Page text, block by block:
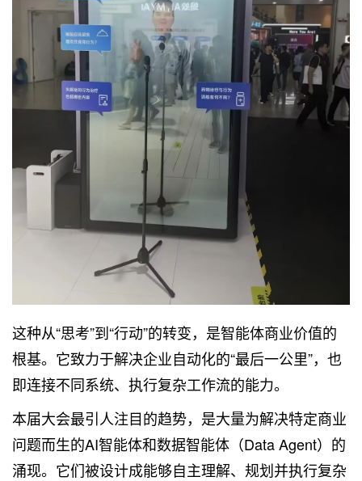
这种从“思考”到“行动”的转变，是智能体商业价值的
根基。它致力于解决企业自动化的“最后一公里”，也
即连接不同系统、执行复杂工作流的能力。
本届大会最引人注目的趋势，是大量为解决特定商业
问题而生的AI智能体和数据智能体（Data Agent）的
涌现。它们被设计成能够自主理解、规划并执行复杂